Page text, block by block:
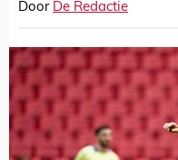
Door De Redactie